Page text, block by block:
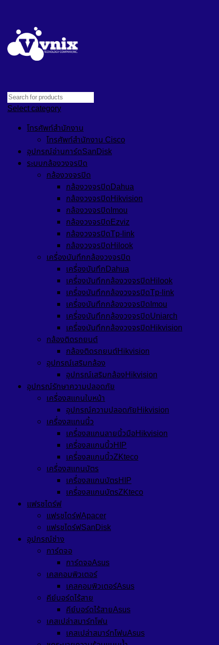
Select category
โทรศัพท์สำนักงาน
โทรศัพท์สำนักงาน Cisco
อุปกรณ์อ่านการ์ดSanDisk
ระบบกล้องวงจรปิด
กล้องวงจรปิด
กล้องวงจรปิดDahua
กล้องวงจรปิดHikvision
กล้องวงจรปิดImou
กล้องวงจรปิดEzviz
กล้องวงจรปิดTp-link
กล้องวงจรปิดHilook
เครื่องบันทึกกล้องวงจรปิด
เครื่องบันทึกDahua
เครื่องบันทึกกล้องวงจรปิดHilook
เครื่องบันทึกกล้องวงจรปิดTp-link
เครื่องบันทึกกล้องวงจรปิดImou
เครื่องบันทึกกล้องวงจรปิดUniarch
เครื่องบันทึกกล้องวงจรปิดHikvision
กล้องติดรถยนต์
กล้องติดรถยนต์Hikvision
อุปกรณ์เสริมกล้อง
อุปกรณ์เสริมกล้องHikvision
อุปกรณ์รักษาความปลอดภัย
เครื่องสแกนใบหน้า
อุปกรณ์ความปลอดภัยHikvision
เครื่องสแกนนิ้ว
เครื่องสแกนลายนิ้วมือHikvision
เครื่องสแกนนิ้วHIP
เครื่องสแกนนิ้วZKteco
เครื่องสแกนบัตร
เครื่องสแกนบัตรHIP
เครื่องสแกนบัตรZKteco
แฟรชไดร์ฟ
แฟรชไดร์ฟApacer
แฟรชไดร์ฟSanDisk
อุปกรณ์ช่าง
การ์ดจอ
การ์ดจอAsus
เคสคอมพิวเตอร์
เคสคอมพิวเตอร์Asus
คีย์บอร์ดไร้สาย
คีย์บอร์ดไร้สายAsus
เคสเปล่าสมาร์ทโฟน
เคสเปล่าสมาร์ทโฟนAsus